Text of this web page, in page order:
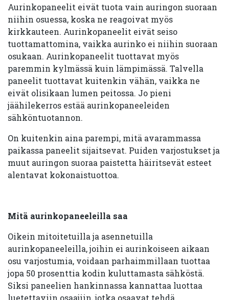
Aurinkopaneelit eivät tuota vain auringon suoraan
niihin osuessa, koska ne reagoivat myös
kirkkauteen. Aurinkopaneelit eivät seiso
tuottamattomina, vaikka aurinko ei niihin suoraan
osukaan. Aurinkopaneelit tuottavat myös
paremmin kylmässä kuin lämpimässä. Talvella
paneelit tuottavat kuitenkin vähän, vaikka ne
eivät olisikaan lumen peitossa. Jo pieni
jäähilekerros estää aurinkopaneeleiden
sähköntuotannon.
On kuitenkin aina parempi, mitä avarammassa
paikassa paneelit sijaitsevat. Puiden varjostukset ja
muut auringon suoraa paistetta häiritsevät esteet
alentavat kokonaistuottoa.
Mitä aurinkopaneeleilla saa
Oikein mitoitetuilla ja asennetuilla
aurinkopaneeleilla, joihin ei aurinkoiseen aikaan
osu varjostumia, voidaan parhaimmillaan tuottaa
jopa 50 prosenttia kodin kuluttamasta sähköstä.
Siksi paneelien hankinnassa kannattaa luottaa
luetettaviin osaajiin, jotka osaavat tehdä